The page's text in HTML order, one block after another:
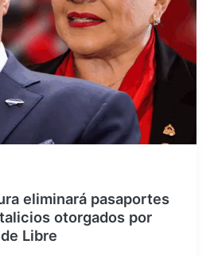
eliminará pasaportes
otorgados por
Libre